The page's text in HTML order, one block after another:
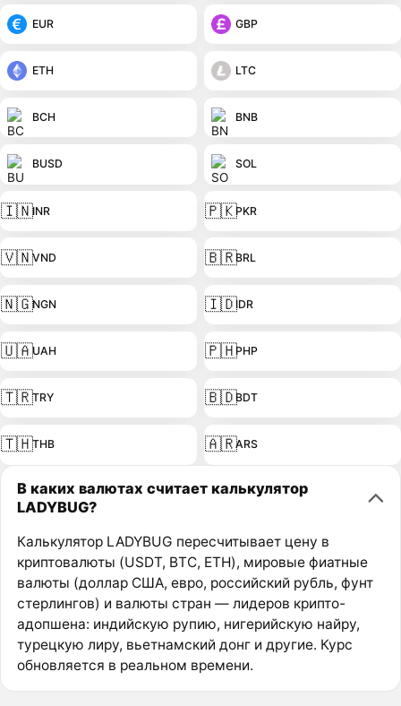
EUR GBP
ETH LTC
BCH BNB
BUSD SOL
🇮🇳INR 🇵🇰PKR
🇻🇳VND 🇧🇷BRL
🇳🇬NGN 🇮🇩IDR
🇺🇦UAH 🇵🇭PHP
🇹🇷TRY 🇧🇩BDT
🇹🇭THB 🇦🇷ARS
В каких валютах считает калькулятор
LADYBUG?
Калькулятор LADYBUG пересчитывает цену в
криптовалюты (USDT, BTC, ETH), мировые фиатные
валюты (доллар США, евро, российский рубль, фунт
стерлингов) и валюты стран — лидеров крипто-
адопшена: индийскую рупию, нигерийскую найру,
турецкую лиру, вьетнамский донг и другие. Курс
обновляется в реальном времени.